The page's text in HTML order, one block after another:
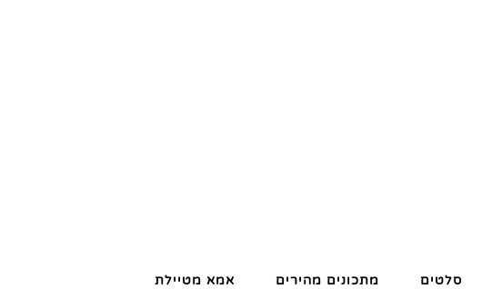
סלטים מתכונים מהירים אמא מטיילת